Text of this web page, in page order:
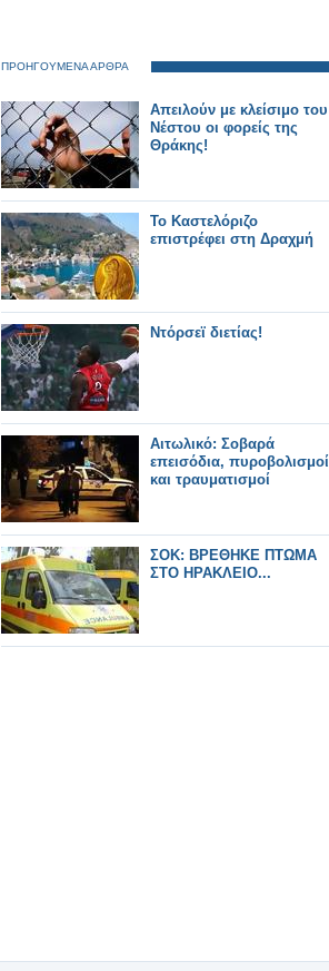
ΠΡΟΗΓΟΥΜΕΝΑ ΑΡΘΡΑ
Απειλούν με κλείσιμο του
Νέστου οι φορείς της
Θράκης!
Το Καστελόριζο
επιστρέφει στη Δραχμή
Ντόρσεϊ διετίας!
Αιτωλικό: Σοβαρά
επεισόδια, πυροβολισμοί
και τραυματισμοί
ΣΟΚ: ΒΡΕΘΗΚΕ ΠΤΩΜΑ
ΣΤΟ ΗΡΑΚΛΕΙΟ...